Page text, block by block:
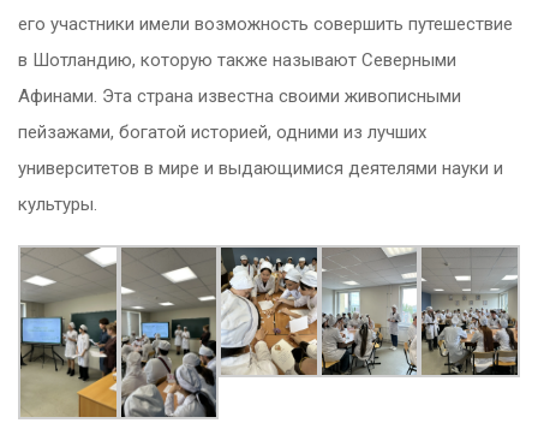
его участники имели возможность совершить путешествие
в Шотландию, которую также называют Северными
Афинами. Эта страна известна своими живописными
пейзажами, богатой историей, одними из лучших
университетов в мире и выдающимися деятелями науки и
культуры.